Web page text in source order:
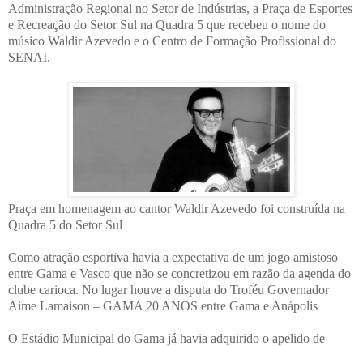
Administração Regional no Setor de Indústrias, a Praça de Esportes
e Recreação do Setor Sul na Quadra 5 que recebeu o nome do
músico Waldir Azevedo e o Centro de Formação Profissional do
SENAI.
Praça em homenagem ao cantor Waldir Azevedo foi construída na
Quadra 5 do Setor Sul
Como atração esportiva havia a expectativa de um jogo amistoso
entre Gama e Vasco que não se concretizou em razão da agenda do
clube carioca. No lugar houve a disputa do Troféu Governador
Aime Lamaison – GAMA 20 ANOS entre Gama e Anápolis
O Estádio Municipal do Gama já havia adquirido o apelido de